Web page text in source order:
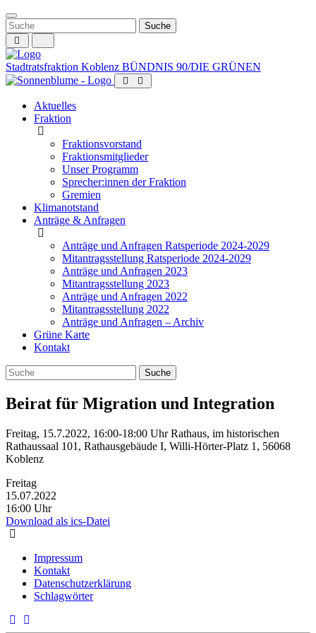
Weiter
zum
Inhalt
Stadtratsfraktion Koblenz BÜNDNIS 90/DIE GRÜNEN
Aktuelles
Fraktion
Fraktionsvorstand
Fraktionsmitglieder
Unser Programm
Sprecher:innen der Fraktion
Gremien
Klimanotstand
Anträge & Anfragen
Anträge und Anfragen Ratsperiode 2024-2029
Mitantragsstellung Ratsperiode 2024-2029
Anträge und Anfragen 2023
Mitantragsstellung 2023
Anträge und Anfragen 2022
Mitantragsstellung 2022
Anträge und Anfragen – Archiv
Grüne Karte
Kontakt
Beirat für Migration und Integration
Freitag, 15.7.2022, 16:00-18:00 Uhr Rathaus, im historischen
Rathaussaal 101, Rathausgebäude I, Willi-Hörter-Platz 1, 56068
Koblenz
Freitag
15.07.2022
16:00 Uhr
Download als ics-Datei
Impressum
Kontakt
Datenschutzerklärung
Schlagwörter